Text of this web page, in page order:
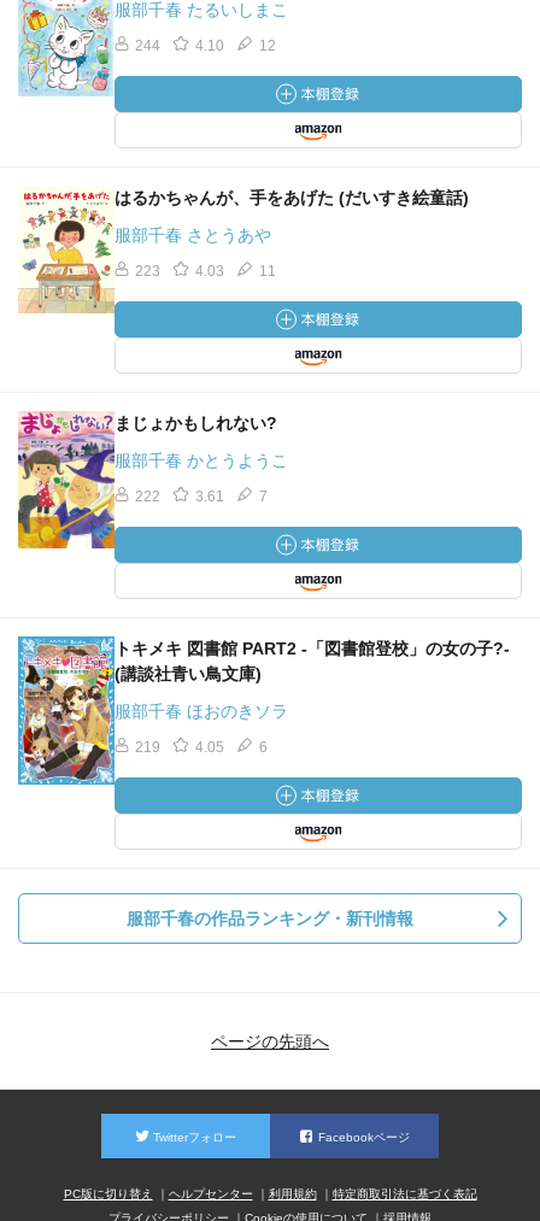
服部千春 たるいしまこ
244 4.10 12
はるかちゃんが、手をあげた (だいすき絵童話)
服部千春 さとうあや
223 4.03 11
まじょかもしれない?
服部千春 かとうようこ
222 3.61 7
トキメキ 図書館 PART2 -「図書館登校」の女の子?-
(講談社青い鳥文庫)
服部千春 ほおのきソラ
219 4.05 6
服部千春の作品ランキング・新刊情報
ページの先頭へ
Twitterフォロー Facebookページ
PC版に切り替え ヘルプセンター 利用規約
特定商取引法に基づく表記
プライバシーポリシー
Cookieの使用について 採用情報